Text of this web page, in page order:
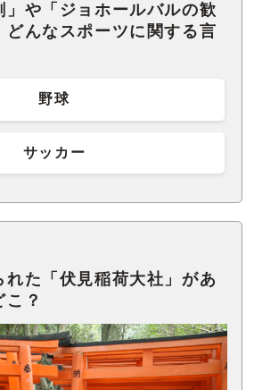
」や「ジョホールバルの歓
どんなスポーツに関する言
野球
サッカー
れた「伏見稲荷大社」があ
こ？